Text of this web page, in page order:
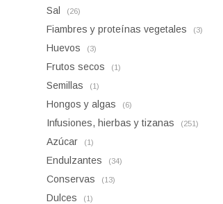
Sal (26)
Fiambres y proteínas vegetales (3)
Huevos (3)
Frutos secos (1)
Semillas (1)
Hongos y algas (6)
Infusiones, hierbas y tizanas (251)
Azúcar (1)
Endulzantes (34)
Conservas (13)
Dulces (1)